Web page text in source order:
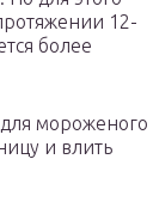
12-
более
мороженого
и влить